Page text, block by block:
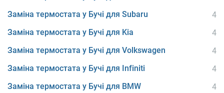
Заміна термостата у Бучі для Subaru
4
Заміна термостата у Бучі для Kia
4
Заміна термостата у Бучі для Volkswagen
4
Заміна термостата у Бучі для Infiniti
4
Заміна термостата у Бучі для BMW
4